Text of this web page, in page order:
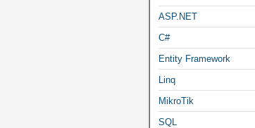
ASP.NET
C#
Entity Framework
Linq
MikroTik
SQL